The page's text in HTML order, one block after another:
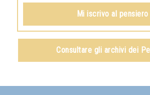
Vedi ancheCreazione artistica e
capitolo VIII
Mi iscrivo al pensiero
Consultare gli archivi dei